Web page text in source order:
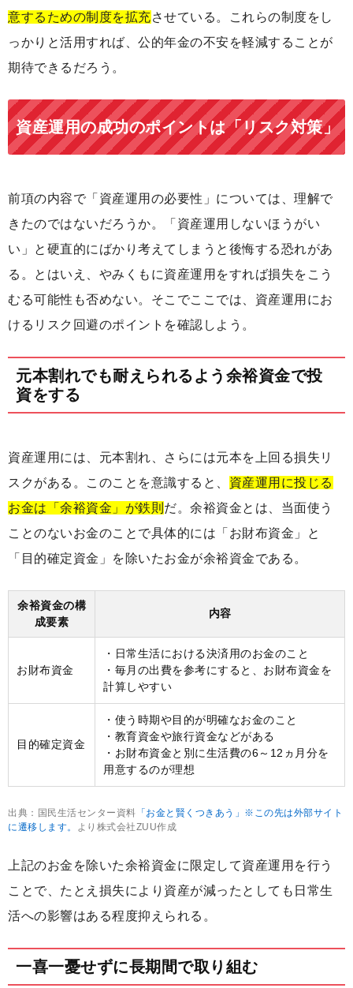
意するための制度を拡充させている。これらの制度をし
っかりと活用すれば、公的年金の不安を軽減することが
期待できるだろう。
資産運用の成功のポイントは「リスク対策」
前項の内容で「資産運用の必要性」については、理解で
きたのではないだろうか。「資産運用しないほうがい
い」と硬直的にばかり考えてしまうと後悔する恐れがあ
る。とはいえ、やみくもに資産運用をすれば損失をこう
むる可能性も否めない。そこでここでは、資産運用にお
けるリスク回避のポイントを確認しよう。
元本割れでも耐えられるよう余裕資金で投
資をする
資産運用には、元本割れ、さらには元本を上回る損失リ
スクがある。このことを意識すると、 資産運用に投じる
お金は「余裕資金」が鉄則 だ。余裕資金とは、当面使う
ことのないお金のことで具体的には「お財布資金」と
「目的確定資金」を除いたお金が余裕資金である。
余裕資金の構
成要素
内容
お財布資金
・日常生活における決済用のお金のこと
・毎月の出費を参考にすると、お財布資金を
計算しやすい
目的確定資金
・使う時期や目的が明確なお金のこと
・教育資金や旅行資金などがある
・お財布資金と別に生活費の6～12ヵ月分を
用意するのが理想
出典：国民生活センター資料 「お金と賢くつきあう」※この先は外部サイト
に遷移します。
より株式会社ZUU作成
上記のお金を除いた余裕資金に限定して資産運用を行う
ことで、たとえ損失により資産が減ったとしても日常生
活への影響はある程度抑えられる。
一喜一憂せずに長期間で取り組む